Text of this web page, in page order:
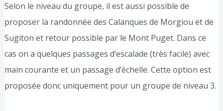
Selon le niveau du groupe, il est aussi possible de
proposer la randonnée des Calanques de Morgiou et de
Sugiton et retour possible par le Mont Puget. Dans ce
cas on a quelques passages d’escalade (très facile) avec
main courante et un passage d’échelle. Cette option est
proposée donc uniquement pour un groupe de niveau 3.